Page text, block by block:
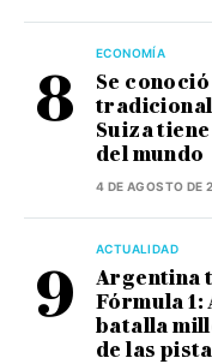
ECONOMÍA
Se
tradicional
Suiza
del mundo
4 DE AGOSTO DE
ACTUALIDAD
Argentina
Fórmula 1:
batalla
de las